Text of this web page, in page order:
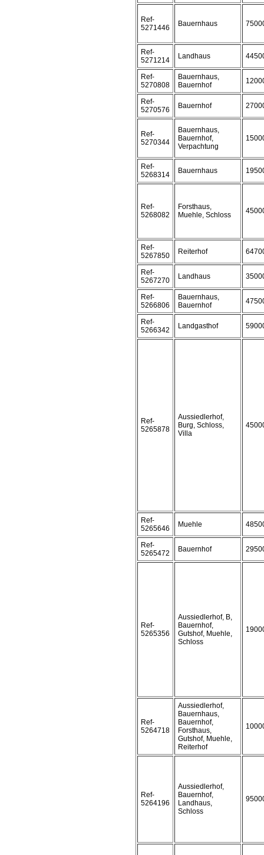
Ref-
5271446
Bauernhaus
Ref-
5271214
Landhaus
Ref-
5270808
Bauernhaus,
Bauernhof
Ref-
5270576
Bauernhof
Ref-
5270344
Bauernhaus,
Bauernhof,
Verpachtung
Ref-
5268314
Bauernhaus
Ref-
5268082
Forsthaus,
Muehle, Schloss
Ref-
5267850
Reiterhof
Ref-
5267270
Landhaus
Ref-
5266806
Bauernhaus,
Bauernhof
Ref-
5266342
Landgasthof
Ref-
5265878
Aussiedlerhof,
Burg, Schloss,
Villa
Ref-
5265646
Muehle
Ref-
5265472
Bauernhof
Ref-
5265356
Aussiedlerhof, B,
Bauernhof,
Gutshof, Muehle,
Schloss
Ref-
5264718
Aussiedlerhof,
Bauernhaus,
Bauernhof,
Forsthaus,
Gutshof, Muehle,
Reiterhof
Ref-
5264196
Aussiedlerhof,
Bauernhof,
Landhaus,
Schloss